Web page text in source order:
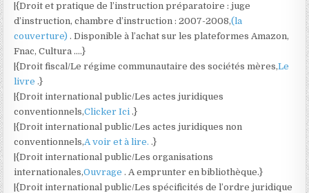
|{Droit et pratique de l’instruction préparatoire : juge
d’instruction, chambre d’instruction : 2007-2008,(la
couverture). Disponible à l’achat sur les plateformes Amazon,
Fnac, Cultura ….}
|{Droit fiscal/Le régime communautaire des sociétés mères,Le
livre.}
|{Droit international public/Les actes juridiques
conventionnels,Clicker Ici.}
|{Droit international public/Les actes juridiques non
conventionnels,A voir et à lire..}
|{Droit international public/Les organisations
internationales,Ouvrage. A emprunter en bibliothèque.}
|{Droit international public/Les spécificités de l’ordre juridique